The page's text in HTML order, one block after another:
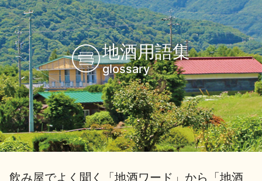
地酒・蔵元について
蔵元紀行 地酒カタログ
地酒用語集
glossary
飲み屋でよく聞く「地酒ワード」から「地酒